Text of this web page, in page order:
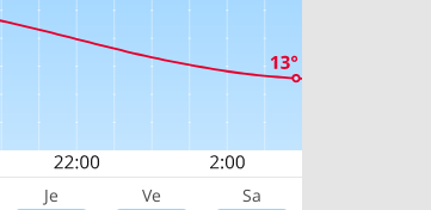
Je Ve Sa